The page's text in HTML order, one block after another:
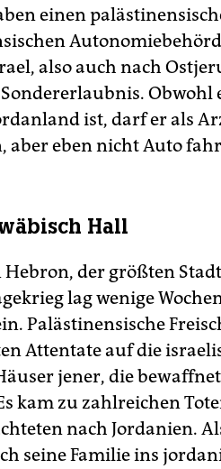
einen
also auch nach
Obwohl
ist, darf er als
aber eben nicht Auto
Hall
der größten
lag wenige
Palästinensische
Attentate auf die
jener, die
kam zu zahlreichen
nach Jordanien.
seine Familie ins